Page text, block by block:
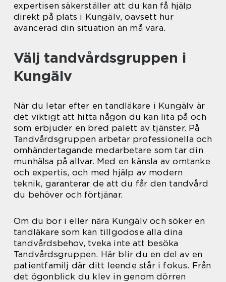
expertisen säkerställer att du kan få hjälp
direkt på plats i Kungälv, oavsett hur
avancerad din situation än må vara.
Välj tandvårdsgruppen i
Kungälv
När du letar efter en tandläkare i Kungälv är
det viktigt att hitta någon du kan lita på och
som erbjuder en bred palett av tjänster. På
Tandvårdsgruppen arbetar professionella och
omhändertagande medarbetare som tar din
munhälsa på allvar. Med en känsla av omtanke
och expertis, och med hjälp av modern
teknik, garanterar de att du får den tandvård
du behöver och förtjänar.
Om du bor i eller nära Kungälv och söker en
tandläkare som kan tillgodose alla dina
tandvårdsbehov, tveka inte att besöka
Tandvårdsgruppen. Här blir du en del av en
patientfamilj där ditt leende står i fokus. Från
det ögonblick du klev in genom dörren